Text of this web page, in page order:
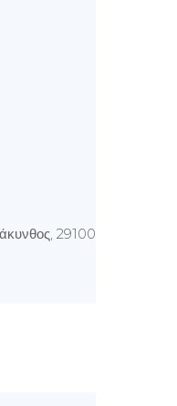
29100